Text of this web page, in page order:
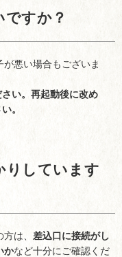
すか？
悪い場合もございま
い。再起動後に改め
。
りしています
は、 差込口に接続がし
かなど十分にご確認くだ